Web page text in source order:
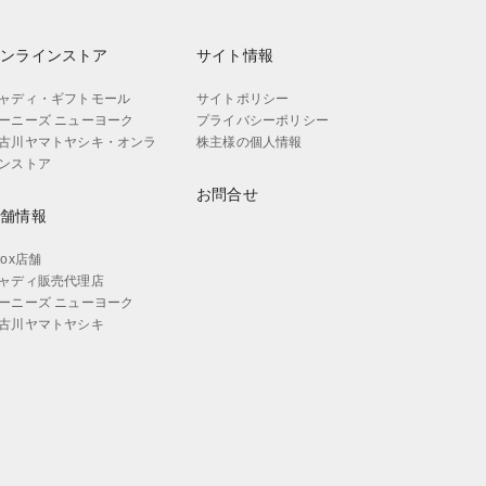
ラインストア
ディ・ギフトモール
ニーズ ニューヨーク
川ヤマトヤシキ・オンラ
ストア
情報
店舗
ディ販売代理店
ニーズ ニューヨーク
川ヤマトヤシキ
サイト情報
サイトポリシー
プライバシーポリシー
株主様の個人情報
お問合せ